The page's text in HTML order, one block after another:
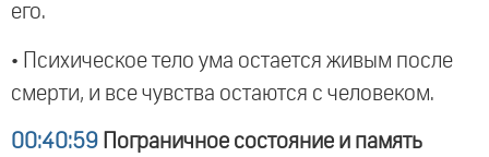
его.
• Психическое тело ума остается живым после
смерти, и все чувства остаются с человеком.
00:40:59 Пограничное состояние и память